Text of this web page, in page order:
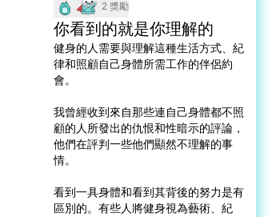
2 獎勵
你看到的就是你理解的
健身的人需要與理解這種生活方式、紀
律和照顧自己身體所需工作的伴侶約
會。
我曾經收到來自那些連自己身體都不照
顧的人所發出的仇恨和性暗示的評論，
他們在評判一些他們顯然不理解的事
情。
看到一具身體和看到其背後的努力是有
區別的。有些人將健身視為藝術、紀